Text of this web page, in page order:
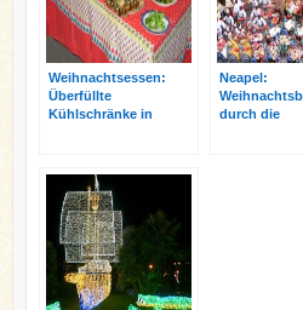
Weihnachtsessen:
Überfüllte
Kühlschränke in
Neapel:
durch die